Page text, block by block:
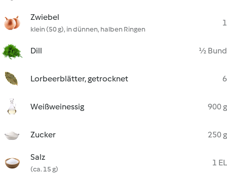
Zwiebel
klein (50 g), in dünnen, halben Ringen
1
Dill ½ Bund
Lorbeerblätter, getrocknet 6
Weißweinessig 900 g
Zucker 250 g
Salz
(ca. 15 g)
1 EL